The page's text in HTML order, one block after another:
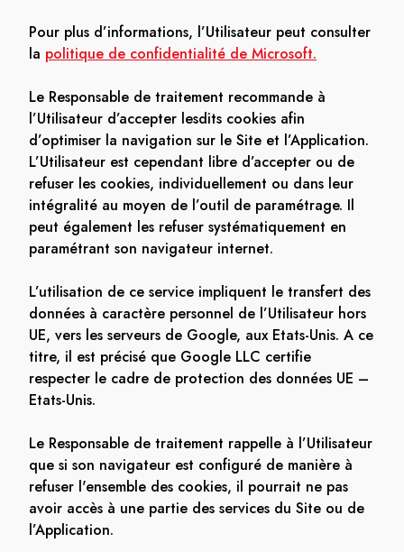
Pour plus d’informations, l’Utilisateur peut consulter
la politique de confidentialité de Microsoft.
Le Responsable de traitement recommande à
l’Utilisateur d’accepter lesdits cookies afin
d’optimiser la navigation sur le Site et l’Application.
L’Utilisateur est cependant libre d’accepter ou de
refuser les cookies, individuellement ou dans leur
intégralité au moyen de l’outil de paramétrage. Il
peut également les refuser systématiquement en
paramétrant son navigateur internet.
L’utilisation de ce service impliquent le transfert des
données à caractère personnel de l’Utilisateur hors
UE, vers les serveurs de Google, aux Etats-Unis. A ce
titre, il est précisé que Google LLC certifie
respecter le cadre de protection des données UE –
Etats-Unis.
Le Responsable de traitement rappelle à l’Utilisateur
que si son navigateur est configuré de manière à
refuser l'ensemble des cookies, il pourrait ne pas
avoir accès à une partie des services du Site ou de
l’Application.